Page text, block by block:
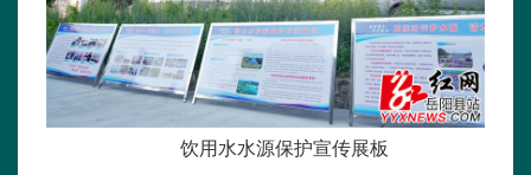
饮用水水源保护宣传展板